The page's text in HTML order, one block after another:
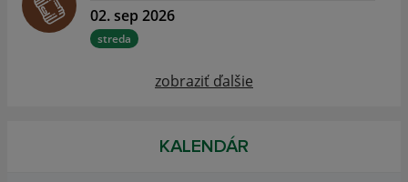
02. sep 2026
streda
zobraziť ďalšie
KALENDÁR